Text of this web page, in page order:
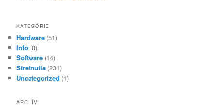
KATEGÓRIE
Hardware (51)
Info (8)
Software (14)
Stretnutia (231)
Uncategorized (1)
ARCHÍV